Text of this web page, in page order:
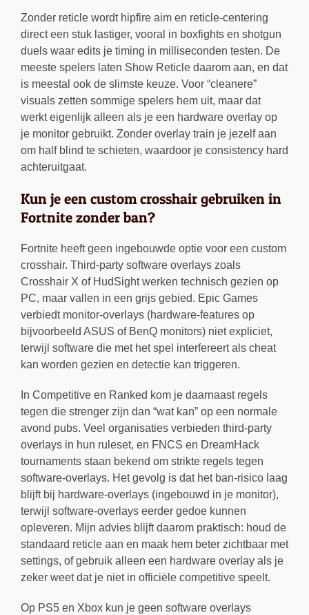
Zonder reticle wordt hipfire aim en reticle-centering
direct een stuk lastiger, vooral in boxfights en shotgun
duels waar edits je timing in milliseconden testen. De
meeste spelers laten Show Reticle daarom aan, en dat
is meestal ook de slimste keuze. Voor “cleanere”
visuals zetten sommige spelers hem uit, maar dat
werkt eigenlijk alleen als je een hardware overlay op
je monitor gebruikt. Zonder overlay train je jezelf aan
om half blind te schieten, waardoor je consistency hard
achteruitgaat.
Kun je een custom crosshair gebruiken in
Fortnite zonder ban?
Fortnite heeft geen ingebouwde optie voor een custom
crosshair. Third-party software overlays zoals
Crosshair X of HudSight werken technisch gezien op
PC, maar vallen in een grijs gebied. Epic Games
verbiedt monitor-overlays (hardware-features op
bijvoorbeeld ASUS of BenQ monitors) niet expliciet,
terwijl software die met het spel interfereert als cheat
kan worden gezien en detectie kan triggeren.
In Competitive en Ranked kom je daarnaast regels
tegen die strenger zijn dan “wat kan” op een normale
avond pubs. Veel organisaties verbieden third-party
overlays in hun ruleset, en FNCS en DreamHack
tournaments staan bekend om strikte regels tegen
software-overlays. Het gevolg is dat het ban-risico laag
blijft bij hardware-overlays (ingebouwd in je monitor),
terwijl software-overlays eerder gedoe kunnen
opleveren. Mijn advies blijft daarom praktisch: houd de
standaard reticle aan en maak hem beter zichtbaar met
settings, of gebruik alleen een hardware overlay als je
zeker weet dat je niet in officiële competitive speelt.
Op PS5 en Xbox kun je geen software overlays